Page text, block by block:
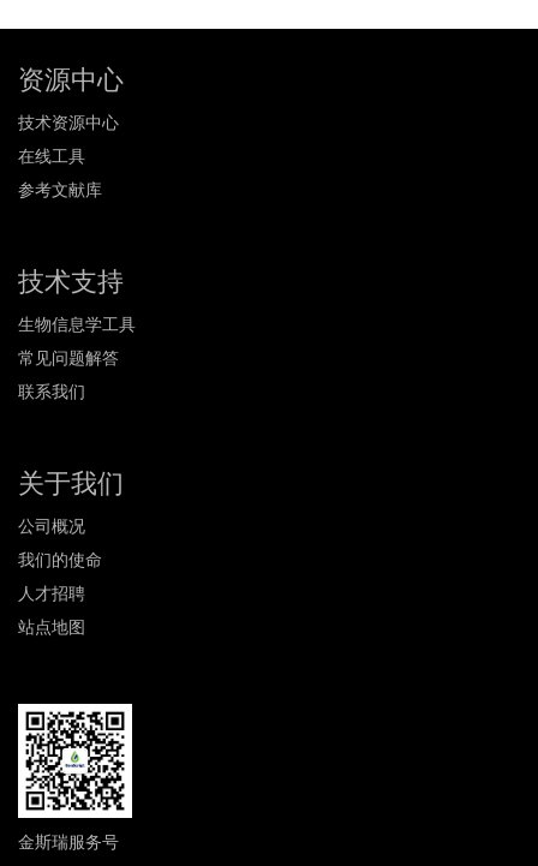
资源中心
技术资源中心
在线工具
参考文献库
技术支持
生物信息学工具
常见问题解答
联系我们
关于我们
公司概况
我们的使命
人才招聘
站点地图
金斯瑞服务号